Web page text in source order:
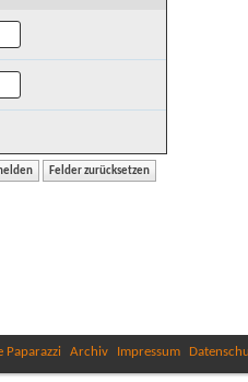
Paparazzi Archiv Impressum